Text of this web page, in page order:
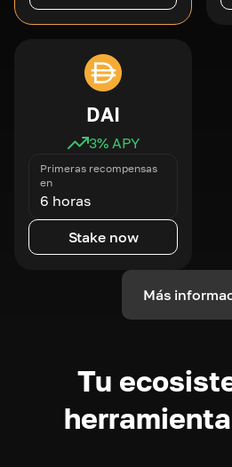
DAI
3% APY
Primeras recompensas
en
6 horas
Stake now
Más
Tu